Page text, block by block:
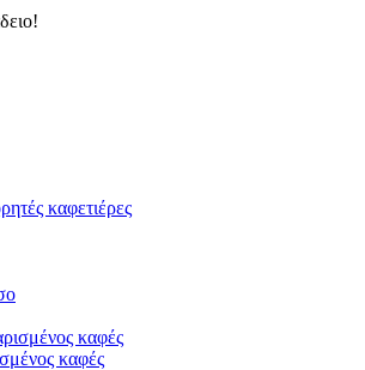
καφετιέρες
καφές